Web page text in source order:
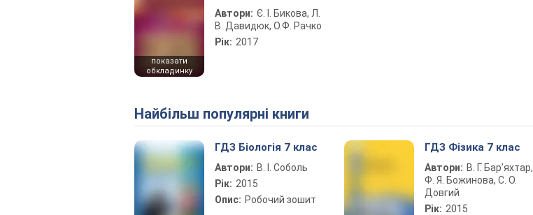
показати
обкладинку
Автори: Є. І. Бикова, Л.
В. Давидюк, О.Ф. Рачко
Рік: 2017
Найбільш популярні книги
ГДЗ Біологія 7 клас
Автори: В. І. Соболь
Рік: 2015
Опис: Робочий зошит
ГДЗ Фізика 7 клас
Автори: В. Г. Бар’яхтар,
Ф. Я. Божинова, С. О.
Довгий
Рік: 2015